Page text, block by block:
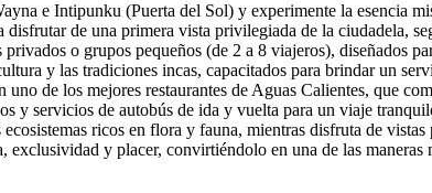
e Intipunku (Puerta del Sol) y experimente la esencia
de una primera vista privilegiada de la ciudadela,
o grupos pequeños (de 2 a 8 viajeros), diseñados
y las tradiciones incas, capacitados para brindar un
de los mejores restaurantes de Aguas Calientes, que
y servicios de autobús de ida y vuelta para un viaje
ricos en flora y fauna, mientras disfruta de
y placer, convirtiéndolo en una de las